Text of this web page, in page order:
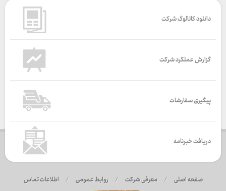
دانلود کاتالوگ شرکت
گزارش عملکرد شرکت
پیگیری سفارشات
دریافت خبرنامه
صفحه اصلی / معرفی شرکت / روابط عمومی / اطلاعات تماس